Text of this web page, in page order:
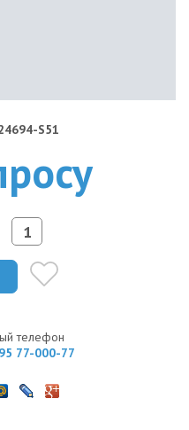
S51
телефон
77-000-77